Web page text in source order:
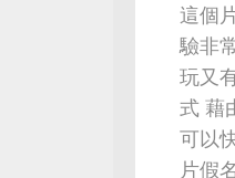
這個
驗非
玩又
式 藉
可以
片假名